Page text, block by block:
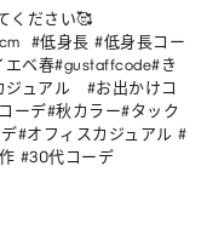
ください🥰
#低身長 #低身長コー
ベ春#gustaffcode#き
ュアル   #お出かけコ
ーデ#秋カラー#タック
#オフィスカジュアル #
#30代コーデ